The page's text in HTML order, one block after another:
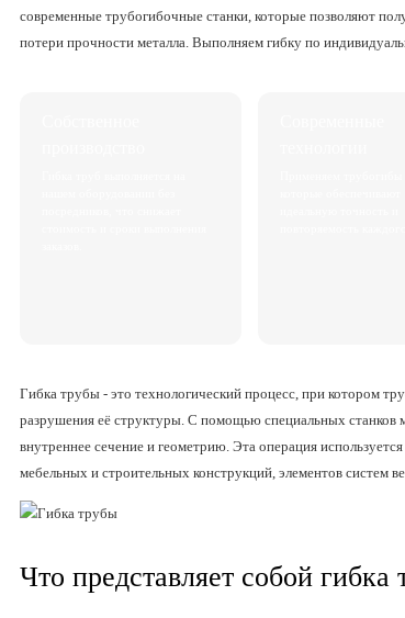
современные трубогибочные станки, которые позволяют
потери прочности металла. Выполняем гибку по
Гибка трубы - это технологический процесс, при котором
разрушения её структуры. С помощью специальных станков
внутреннее сечение и геометрию. Эта операция
мебельных и строительных конструкций, элементов систем
Что представляет собой гибка